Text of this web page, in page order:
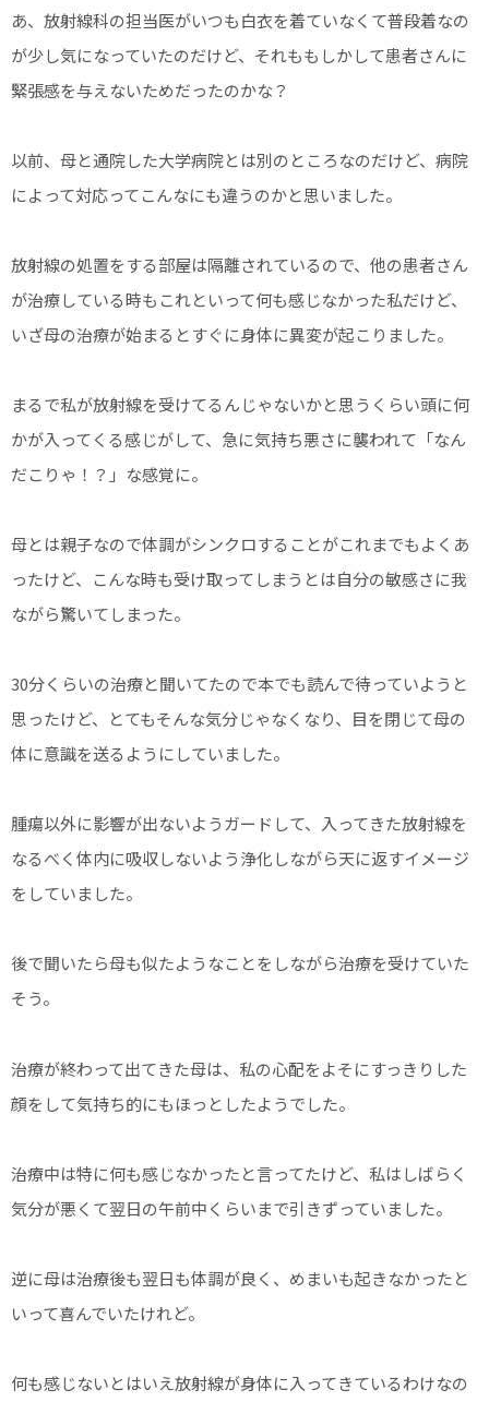
あ、放射線科の担当医がいつも白衣を着ていなくて普段着なの
が少し気になっていたのだけど、それももしかして患者さんに
緊張感を与えないためだったのかな？
以前、母と通院した大学病院とは別のところなのだけど、病院
によって対応ってこんなにも違うのかと思いました。
放射線の処置をする部屋は隔離されているので、他の患者さん
が治療している時もこれといって何も感じなかった私だけど、
いざ母の治療が始まるとすぐに身体に異変が起こりました。
まるで私が放射線を受けてるんじゃないかと思うくらい頭に何
かが入ってくる感じがして、急に気持ち悪さに襲われて「なん
だこりゃ！？」な感覚に。
母とは親子なので体調がシンクロすることがこれまでもよくあ
ったけど、こんな時も受け取ってしまうとは自分の敏感さに我
ながら驚いてしまった。
30分くらいの治療と聞いてたので本でも読んで待っていようと
思ったけど、とてもそんな気分じゃなくなり、目を閉じて母の
体に意識を送るようにしていました。
腫瘍以外に影響が出ないようガードして、入ってきた放射線を
なるべく体内に吸収しないよう浄化しながら天に返すイメージ
をしていました。
後で聞いたら母も似たようなことをしながら治療を受けていた
そう。
治療が終わって出てきた母は、私の心配をよそにすっきりした
顔をして気持ち的にもほっとしたようでした。
治療中は特に何も感じなかったと言ってたけど、私はしばらく
気分が悪くて翌日の午前中くらいまで引きずっていました。
逆に母は治療後も翌日も体調が良く、めまいも起きなかったと
いって喜んでいたけれど。
何も感じないとはいえ放射線が身体に入ってきているわけなの